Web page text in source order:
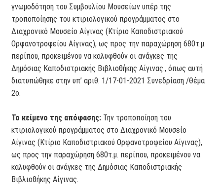
γνωμοδότηση του Συμβουλίου Μουσείων υπέρ της
τροποποίησης του κτιριολογικού προγράμματος στο
Διαχρονικό Μουσείο Αίγινας (Κτίριο Καποδιστριακού
Ορφανοτροφείου Αίγινας), ως προς την παραχώρηση 680τ.μ.
περίπου, προκειμένου να καλυφθούν οι ανάγκες της
Δημόσιας Καποδιστριακής Βιβλιοθήκης Αίγινας., όπως αυτή
διατυπώθηκε στην υπ’ αριθ. 1/17-01-2021 Συνεδρίαση /Θέμα
2ο.
Το κείμενο της απόφασης: Την τροποποίηση του
κτιριολογικού προγράμματος στο Διαχρονικό Μουσείο
Αίγινας (Κτίριο Καποδιστριακού Ορφανοτροφείου Αίγινας),
ως προς την παραχώρηση 680τ.μ. περίπου, προκειμένου να
καλυφθούν οι ανάγκες της Δημόσιας Καποδιστριακής
Βιβλιοθήκης Αίγινας.